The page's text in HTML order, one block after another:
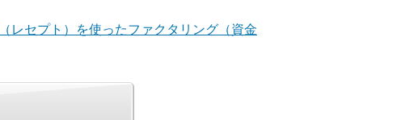
レセプト）を使ったファクタリング（資金